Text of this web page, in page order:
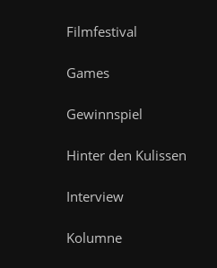
Filmfestival
Games
Gewinnspiel
Hinter den Kulissen
Interview
Kolumne